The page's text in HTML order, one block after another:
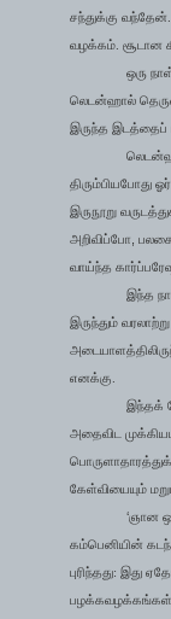
சந்துக்கு
வழக்கம். சூடான
ஒரு
லெடன்ஹால்
இருந்த இடத்தைப்
திரும்பியபோது
இருநூறு
அறிவிப்போ
வாய்ந்த
இந்த
இருந்தும்
எனக்கு.
இந்தக்
அதைவிட
கேள்வியையும்
‘ஞான
கம்பெனியின்
புரிந்தது: இது
பழக்கவழக்கங்கள்